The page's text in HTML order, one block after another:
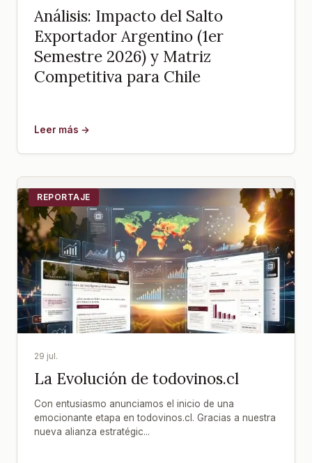
Análisis: Impacto del Salto
Exportador Argentino (1er
Semestre 2026) y Matriz
Competitiva para Chile
Leer más →
REPORTAJE
29 jul.
La Evolución de todovinos.cl
Con entusiasmo anunciamos el inicio de una
emocionante etapa en todovinos.cl. Gracias a nuestra
nueva alianza estratégic...